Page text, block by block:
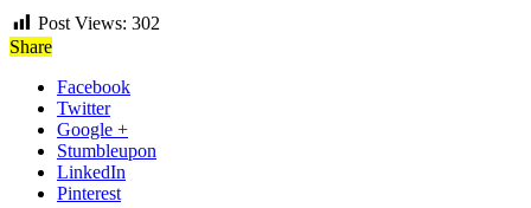
Post Views: 302
Share
Facebook
Twitter
Google +
Stumbleupon
LinkedIn
Pinterest